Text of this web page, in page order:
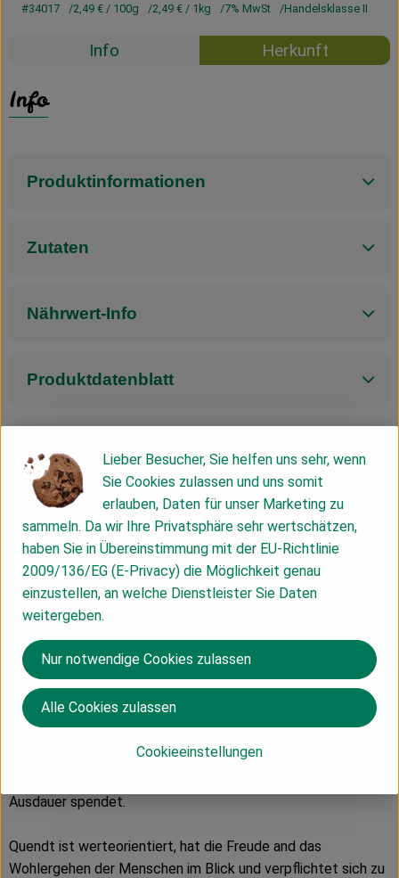
#34017 2,49 € / 100g 2,49 € / 1kg 7% MwSt Handelsklasse II
Info Herkunft
Info
Produktinformationen
Zutaten
Nährwert-Info
Produktdatenblatt
Herkunft
Hersteller: Dr. Quendt
Deutschland
Dr. Quendt GmbH & Co. KG
D 01189 Dresden
persönlich und als Gemeinschaft - nach bestem Können
Ausdauer spendet.
Quendt ist werteorientiert, hat die Freude and das
Wohlergehen der Menschen im Blick und verpflichtet sich zu
Lieber Besucher, Sie helfen uns sehr, wenn
Sie Cookies zulassen und uns somit
erlauben, Daten für unser Marketing zu
sammeln. Da wir Ihre Privatsphäre sehr wertschätzen,
haben Sie in Übereinstimmung mit der EU-Richtlinie
2009/136/EG (E-Privacy) die Möglichkeit genau
einzustellen, an welche Dienstleister Sie Daten
weitergeben.
Cookieeinstellungen
Nur notwendige Cookies zulassen
Alle Cookies zulassen